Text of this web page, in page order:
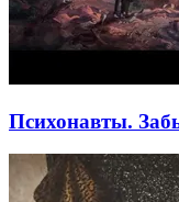
Психонавты.